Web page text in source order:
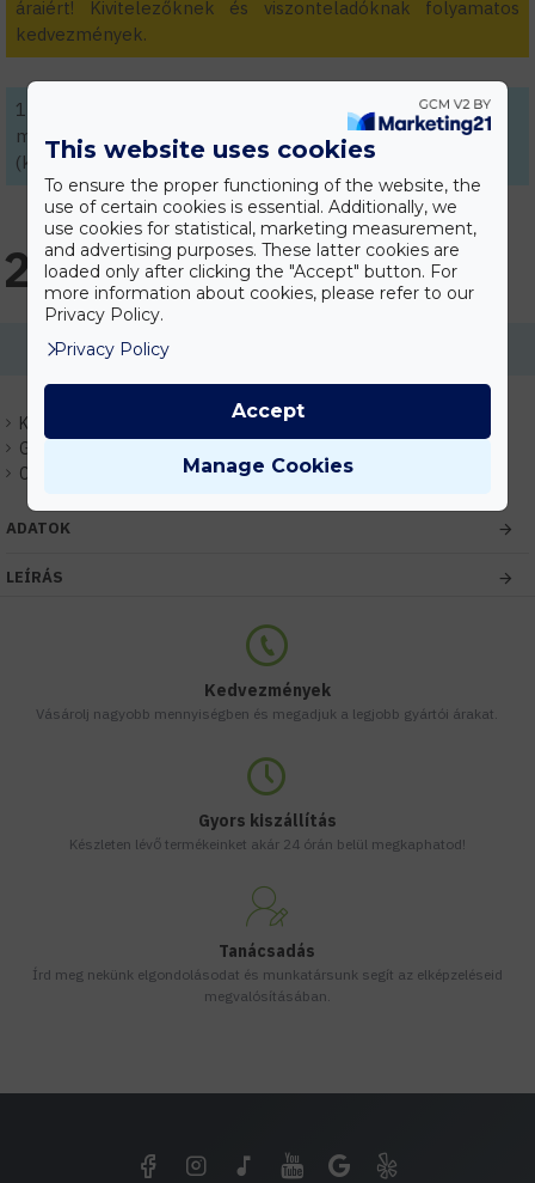
áraiért! Kivitelezőknek és viszonteladóknak folyamatos
kedvezmények.
1 méterre eső Bruttó árakat látja. A profilok és fedelek 2
méteres szálakban 2 méterenként vásárolhatók meg.
(kivéve egységcsomagok, kiegészítők)
Készlet:
Gyártó:
Cikkszám:
EHBX080701
2.469 Ft
ADATOK
LEÍRÁS
Kedvezmények
Vásárolj nagyobb mennyiségben és megadjuk a legjobb gyártói árakat.
Gyors kiszállítás
Készleten lévő termékeinket akár 24 órán belül megkaphatod!
Tanácsadás
Írd meg nekünk elgondolásodat és munkatársunk segít az elképzeléseid
megvalósításában.
This website uses cookies
To ensure the proper functioning of the website, the
use of certain cookies is essential. Additionally, we
use cookies for statistical, marketing measurement,
and advertising purposes. These latter cookies are
loaded only after clicking the "Accept" button. For
more information about cookies, please refer to our
Privacy Policy.
Privacy Policy
Manage Cookies
Accept